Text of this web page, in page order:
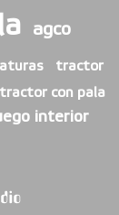
agco
tractor
tractor con pala
interior